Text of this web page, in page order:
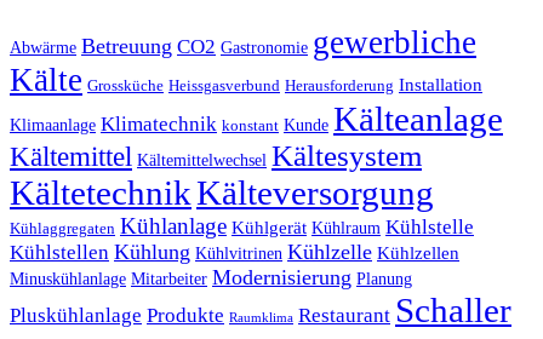
Abwärme Betreuung CO2 Gastronomie gewerbliche
Kälte Grossküche Heissgasverbund Herausforderung Installation
Klimaanlage Klimatechnik konstant Kunde Kälteanlage
Kältemittel Kältemittelwechsel Kältesystem
KältetechnikKälteversorgung
Kühlaggregaten Kühlanlage Kühlgerät Kühlraum Kühlstelle
Kühlstellen Kühlung Kühlvitrinen Kühlzelle Kühlzellen
Minuskühlanlage Mitarbeiter Modernisierung Planung
Pluskühlanlage Produkte Raumklima Restaurant Schaller